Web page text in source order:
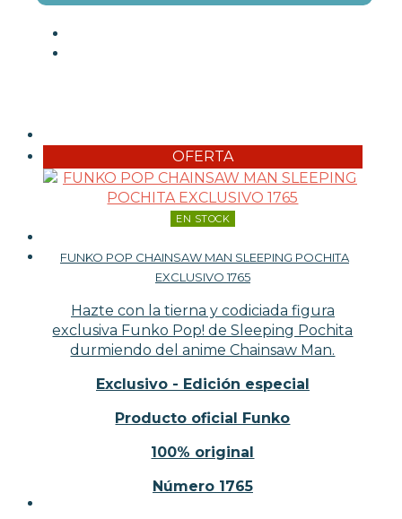
OFERTA
EN STOCK
FUNKO POP CHAINSAW MAN SLEEPING POCHITA
EXCLUSIVO 1765
Hazte con la tierna y codiciada figura
exclusiva Funko Pop! de Sleeping Pochita
durmiendo del anime Chainsaw Man.
Exclusivo - Edición especial
Producto oficial Funko
100% original
Número 1765